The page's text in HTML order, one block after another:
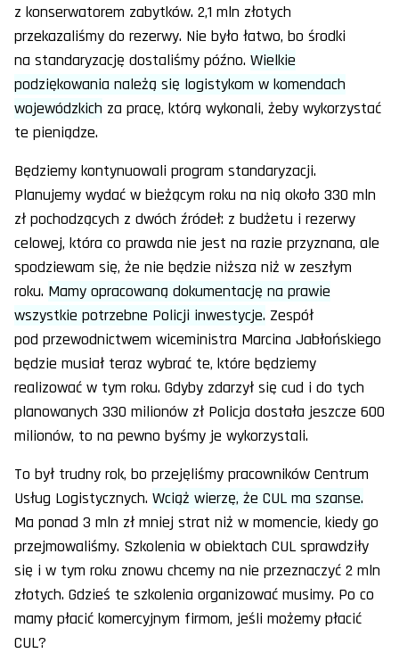
z konserwatorem zabytków. 2,1 mln złotych
przekazaliśmy do rezerwy. Nie było łatwo, bo środki
na standaryzację dostaliśmy późno. Wielkie
podziękowania należą się logistykom w komendach
wojewódzkich za pracę, którą wykonali, żeby wykorzystać
te pieniądze.
Będziemy kontynuowali program standaryzacji.
Planujemy wydać w bieżącym roku na nią około 330 mln
zł pochodzących z dwóch źródeł: z budżetu i rezerwy
celowej, która co prawda nie jest na razie przyznana, ale
spodziewam się, że nie będzie niższa niż w zeszłym
roku. Mamy opracowaną dokumentację na prawie
wszystkie potrzebne Policji inwestycje. Zespół
pod przewodnictwem wiceministra Marcina Jabłońskiego
będzie musiał teraz wybrać te, które będziemy
realizować w tym roku. Gdyby zdarzył się cud i do tych
planowanych 330 milionów zł Policja dostała jeszcze 600
milionów, to na pewno byśmy je wykorzystali.
To był trudny rok, bo przejęliśmy pracowników Centrum
Usług Logistycznych. Wciąż wierzę, że CUL ma szanse.
Ma ponad 3 mln zł mniej strat niż w momencie, kiedy go
przejmowaliśmy. Szkolenia w obiektach CUL sprawdziły
się i w tym roku znowu chcemy na nie przeznaczyć 2 mln
złotych. Gdzieś te szkolenia organizować musimy. Po co
mamy płacić komercyjnym firmom, jeśli możemy płacić
CUL?